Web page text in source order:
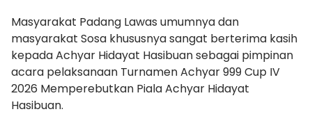
Masyarakat Padang Lawas umumnya dan
masyarakat Sosa khususnya sangat berterima kasih
kepada Achyar Hidayat Hasibuan sebagai pimpinan
acara pelaksanaan Turnamen Achyar 999 Cup IV
2026 Memperebutkan Piala Achyar Hidayat
Hasibuan.